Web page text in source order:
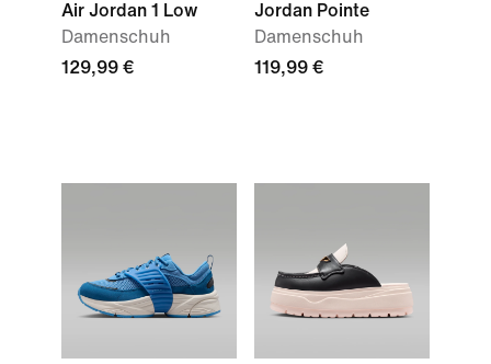
Air Jordan 1 Low
Damenschuh
129,99 €
Jordan Pointe
Damenschuh
119,99 €